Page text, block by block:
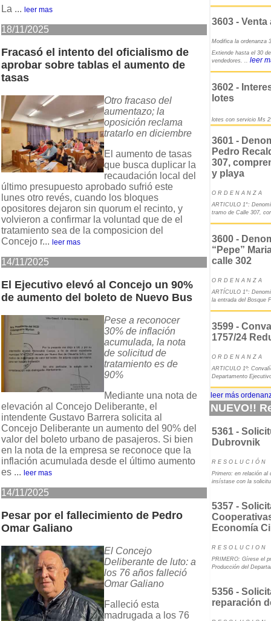
La ... leer mas
18/11/2025
Fracasó el intento del oficialismo de
aprobar sobre tablas el aumento de
tasas
Otro fracaso del
aumentazo; la
oposición reclama
tratarlo en diciembre
El aumento de tasas
que busca duplicar la
recaudación local del
último presupuesto aprobado sufrió este
lunes otro revés, cuando los bloques
opositores dejaron sin quorum el recinto, y
volvieron a confirmar la voluntad que de el
tratamiento sea de la composicion del
Concejo r... leer mas
14/11/2025
El Ejecutivo elevó al Concejo un 90%
de aumento del boleto de Nuevo Bus
Pese a reconocer
30% de inflación
acumulada, la nota
de solicitud de
tratamiento es de
90%
Mediante una nota de
elevación al Concejo Deliberante, el
intendente Gustavo Barrera solicita al
Concejo Deliberante un aumento del 90% del
valor del boleto urbano de pasajeros. Si bien
en la nota de la empresa se reconoce que la
inflación acumulada desde el último aumento
es ... leer mas
14/11/2025
Pesar por el fallecimiento de Pedro
Omar Galiano
El Concejo
Deliberante de luto: a
los 76 años falleció
Omar Galiano
Falleció esta
madrugada a los 76
3603 -
Modifica la ordenanza
Extiende hasta el 30
vendedores. .. leer
3602 -
lotes
lotes con servicio Ms
3601 -
Pedro
307,
y playa
O R D E N A N Z A
ARTICULO 1°:
tramo de Calle 307,
3600 -
“Pepe”
calle 302
O R D E N A N Z A
ARTÍCULO 1°:
la entrada del Bosque
3599 -
1757/24
O R D E N A N Z A
ARTICULO 1º:
Departamento
leer más
NUEVO!!
5361 -
Dubrovnik
R E S O L U C I Ó N
Primero: en relación al
insístase con la
5357 -
Economía
R E S O L U C I O N
PRIMERO: Gírese el
Producción del
5356 -
reparación